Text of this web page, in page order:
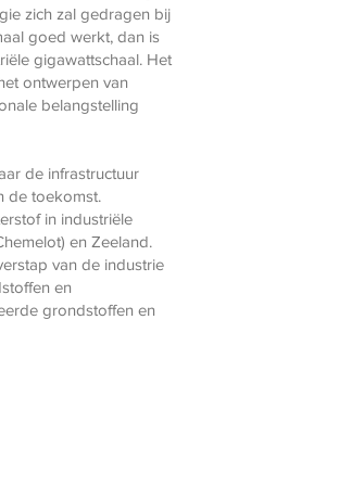
zich zal gedragen bij
goed werkt, dan is
gigawattschaal. Het
ontwerpen van
belangstelling
de infrastructuur
de toekomst.
in industriële
en Zeeland.
van de industrie
en
grondstoffen en